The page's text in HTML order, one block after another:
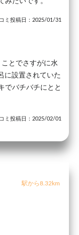
ミ投稿日：2025/01/31
とでさすがに水
に設置されていた
でバチバチにとと
ミ投稿日：2025/02/01
駅から8.32km